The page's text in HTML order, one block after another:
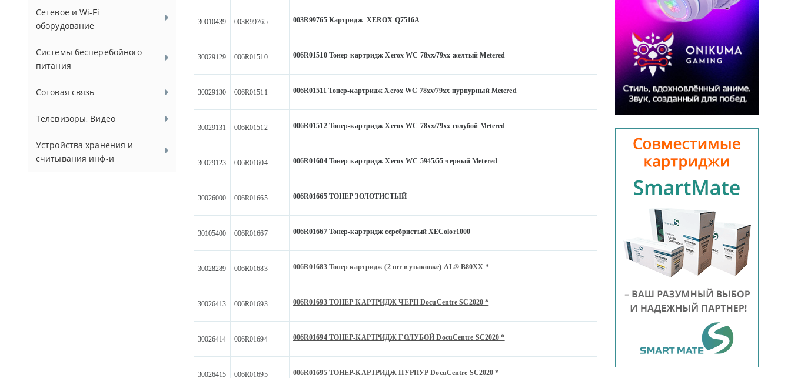
Сетевое и Wi-Fi
оборудование
Системы бесперебойного
питания
Сотовая связь
Телевизоры, Видео
Устройства хранения и
считывания инф-и
30010439 003R99765 003R99765 Картридж XEROX Q7516A
30029129 006R01510 006R01510 Тонер-картридж Xerox WC 78хх/79хх желтый Metered
30029130 006R01511 006R01511 Тонер-картридж Xerox WC 78хх/79хх пурпурный Metered
30029131 006R01512 006R01512 Тонер-картридж Xerox WC 78хх/79хх голубой Metered
30029123 006R01604 006R01604 Тонер-картридж Xerox WC 5945/55 черный Metered
30026000 006R01665 006R01665 ТОНЕР ЗОЛОТИСТЫЙ
30105400 006R01667 006R01667 Тонер-картридж серебристый XEColor1000
30028289 006R01683 006R01683 Тонер картридж (2 шт в упаковке) AL® B80XX *
30026413 006R01693 006R01693 ТОНЕР-КАРТРИДЖ ЧЕРН DocuCentre SC2020 *
30026414 006R01694 006R01694 ТОНЕР-КАРТРИДЖ ГОЛУБОЙ DocuCentre SC2020 *
30026415 006R01695 006R01695 ТОНЕР-КАРТРИДЖ ПУРПУР DocuCentre SC2020 *